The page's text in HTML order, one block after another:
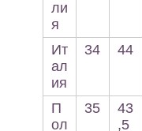
ли
я
Ит
ал
ия
34 44
П
ол
35
43
,5